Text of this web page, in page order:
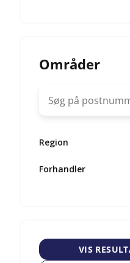
Områder
Region
Forhandler
VIS